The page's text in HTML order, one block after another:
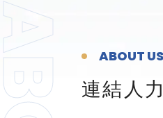
ABOUT
連結人